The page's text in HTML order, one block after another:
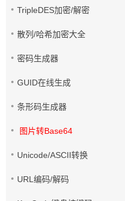
TripleDES加密/解密
散列/哈希加密大全
密码生成器
GUID在线生成
条形码生成器
图片转Base64
Unicode/ASCII转换
URL编码/解码